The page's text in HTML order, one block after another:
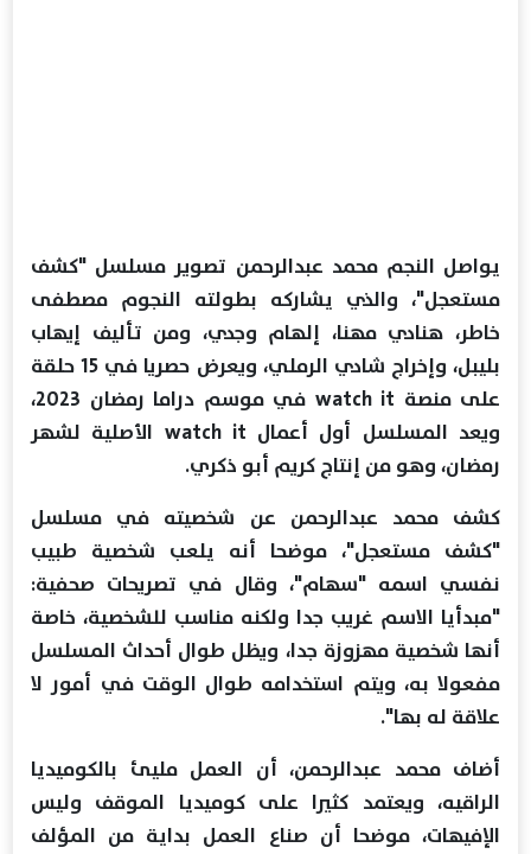
يواصل النجم محمد عبدالرحمن تصوير مسلسل "كشف
مستعجل"، والذي ‏يشاركه ‏‏بطولته النجوم مصطفى
خاطر، هنادي مهنا، إلهام وجدي، ومن تأليف ‏إيهاب
بليبل، ‏‏وإخراج شادي الرملي، ويعرض حصريا في 15 حلقة
على منصة ‏‎ watch itفي ‏‏موسم دراما رمضان 2023،
ويعد المسلسل أول أعمال ‏watch it‏ الأصلية لشهر
‏‏رمضان، وهو من إنتاج كريم ‏أبو ذكري.‏
كشف محمد عبدالرحمن عن شخصيته في مسلسل
"كشف مستعجل"، موضحا ‏أنه ‏‏يلعب شخصية طبيب
نفسي اسمه "سهام"، وقال في تصريحات صحفية:
"مبدأيا ‏‏‏الاسم غريب جدا ولكنه مناسب للشخصية، خاصة
أنها شخصية مهزوزة جدا، ‏‏‏ويظل طوال أحداث المسلسل
مفعولا به، ويتم استخدامه طوال الوقت في أمور لا
‏‏‏علاقة له بها".‏
أضاف محمد عبدالرحمن، أن العمل مليئ بالكوميديا
الراقيه، ويعتمد كثيرا على ‏‏‏كوميديا الموقف وليس
الإفيهات، موضحا أن صناع العمل بداية من المؤلف